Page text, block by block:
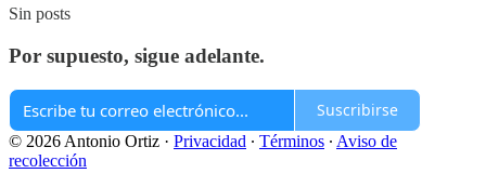
Sin posts
Por supuesto, sigue adelante.
Suscribirse
© 2026 Antonio Ortiz · Privacidad ∙ Términos ∙ Aviso de
recolección